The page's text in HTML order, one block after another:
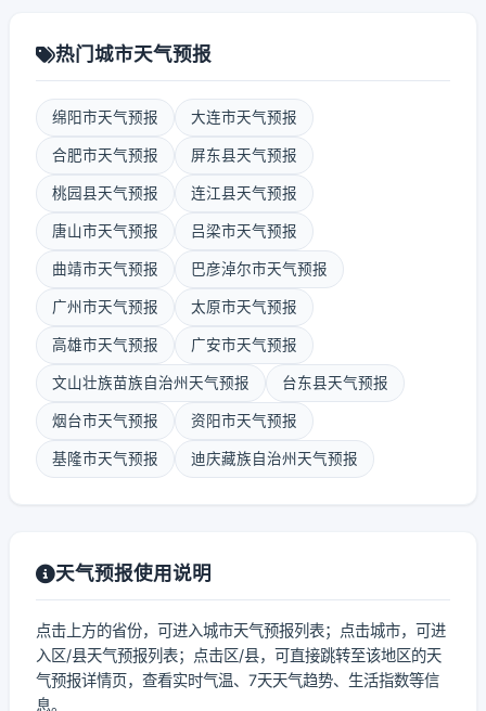
热门城市天气预报
绵阳市天气预报 大连市天气预报
合肥市天气预报 屏东县天气预报
桃园县天气预报 连江县天气预报
唐山市天气预报 吕梁市天气预报
曲靖市天气预报 巴彦淖尔市天气预报
广州市天气预报 太原市天气预报
高雄市天气预报 广安市天气预报
文山壮族苗族自治州天气预报 台东县天气预报
烟台市天气预报 资阳市天气预报
基隆市天气预报 迪庆藏族自治州天气预报
天气预报使用说明
点击上方的省份，可进入城市天气预报列表；点击城市，可进
入区/县天气预报列表；点击区/县，可直接跳转至该地区的天
气预报详情页，查看实时气温、7天天气趋势、生活指数等信
息。